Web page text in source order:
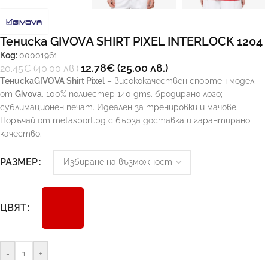
Тениска GIVOVA SHIRT PIXEL INTERLOCK 1204
Код: 00001961
20.45€(40.00 лв.)12.78€(25.00 лв.)
ТенискаGIVOVA Shirt Pixel – висококачествен спортен модел
от Givova. 100% полиестер 140 gms. бродирано лого;
сублимационен печат. Идеален за тренировки и мачове.
Поръчай от metasport.bg с бърза доставка и гарантирано
качество.
РАЗМЕР
ЦВЯТ
- +